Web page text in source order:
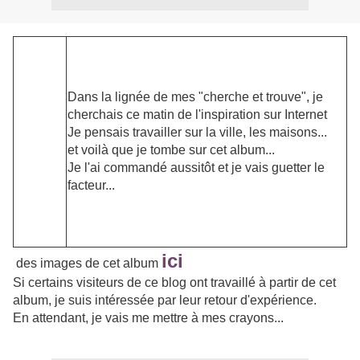
Dans la lignée de mes "cherche et trouve", je
cherchais ce matin de l'inspiration sur Internet
Je pensais travailler sur la ville, les maisons...
et voilà que je tombe sur cet album...
Je l'ai commandé aussitôt et je vais guetter le
facteur...
des images de cet album ici
Si certains visiteurs de ce blog ont travaillé à partir de cet
album, je suis intéressée par leur retour d'expérience.
En attendant, je vais me mettre à mes crayons...